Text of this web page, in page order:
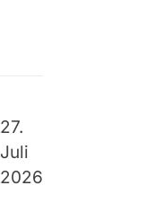
27.
Juli
2026